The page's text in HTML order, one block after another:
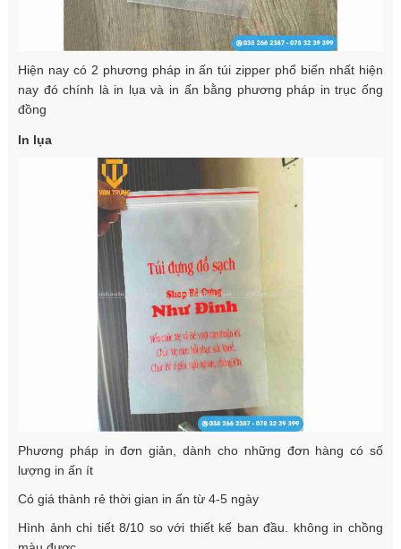
Hiện nay có 2 phương pháp in ấn túi zipper phổ biến nhất hiện
nay đó chính là in lụa và in ấn bằng phương pháp in trục ống
đồng
In lụa
Phương pháp in đơn giản, dành cho những đơn hàng có số
lượng in ấn ít
Có giá thành rẻ thời gian in ấn từ 4-5 ngày
Hình ảnh chi tiết 8/10 so với thiết kế ban đầu. không in chồng